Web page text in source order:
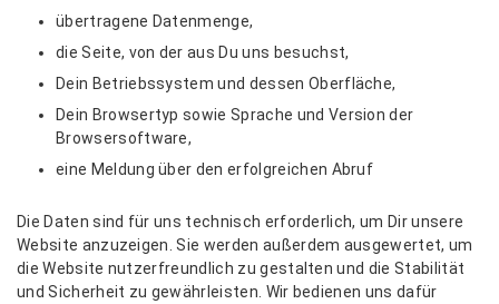
übertragene Datenmenge,
die Seite, von der aus Du uns besuchst,
Dein Betriebssystem und dessen Oberfläche,
Dein Browsertyp sowie Sprache und Version der
Browsersoftware,
eine Meldung über den erfolgreichen Abruf
Die Daten sind für uns technisch erforderlich, um Dir unsere
Website anzuzeigen. Sie werden außerdem ausgewertet, um
die Website nutzerfreundlich zu gestalten und die Stabilität
und Sicherheit zu gewährleisten. Wir bedienen uns dafür